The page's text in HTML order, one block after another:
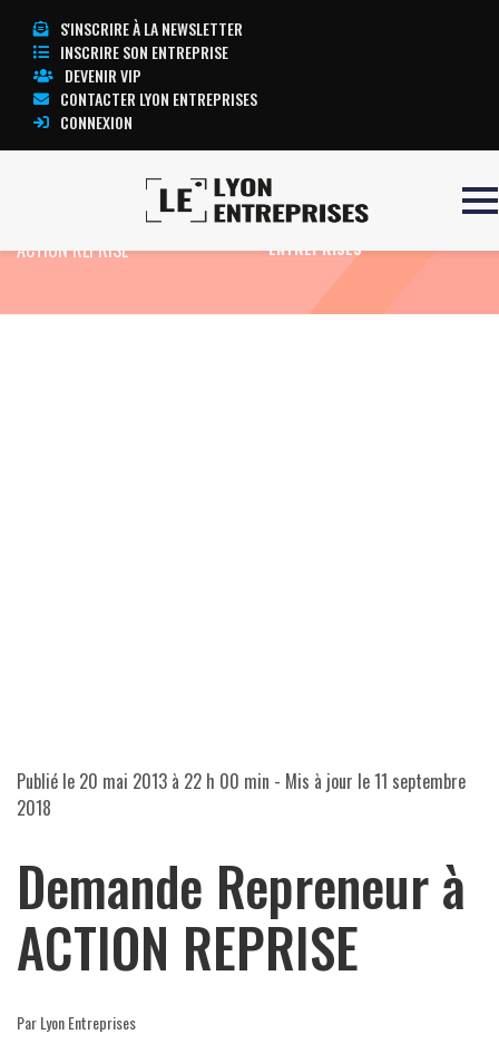
S'INSCRIRE À LA NEWSLETTER
INSCRIRE SON ENTREPRISE
DEVENIR VIP
CONTACTER LYON ENTREPRISES
CONNEXION
Demande Repreneur à
ACTION REPRISE
TOUTE L’ACTUALITÉ LYON
ENTREPRISES
Publié le 20 mai 2013 à 22 h 00 min - Mis à jour le11 septembre
2018
Demande Repreneur à
ACTION REPRISE
Par Lyon Entreprises